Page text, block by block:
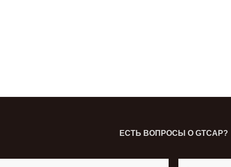
ЕСТЬ ВОПРОСЫ О GTCAP?